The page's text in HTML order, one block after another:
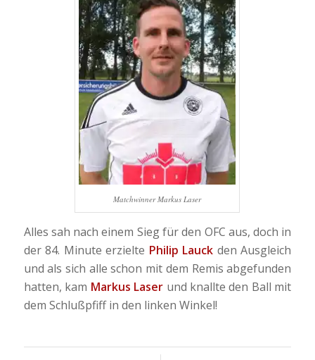
Matchwinner Markus Laser
Alles sah nach einem Sieg für den OFC aus, doch in
der 84. Minute erzielte Philip Lauck den Ausgleich
und als sich alle schon mit dem Remis abgefunden
hatten, kam Markus Laser und knallte den Ball mit
dem Schlußpfiff in den linken Winkel!